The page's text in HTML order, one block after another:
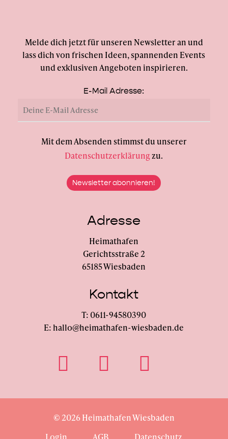
Melde dich jetzt für unseren Newsletter an und
lass dich von frischen Ideen, spannenden Events
und exklusiven Angeboten inspirieren.
E-Mail Adresse:
Mit dem Absenden stimmst du unserer
Datenschutzerklärungzu.
Adresse
Heimathafen
Gerichtsstraße 2
65185 Wiesbaden
Kontakt
T: 0611-94580390
E: hallo@heimathafen-wiesbaden.de
©2026Heimathafen Wiesbaden